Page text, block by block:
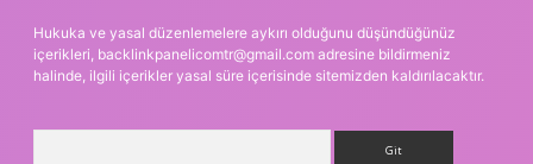
Hukuka ve yasal düzenlemelere aykırı olduğunu düşündüğünüz
içerikleri, backlinkpanelicomtr@gmail.com adresine bildirmeniz
halinde, ilgili içerikler yasal süre içerisinde sitemizden kaldırılacaktır.